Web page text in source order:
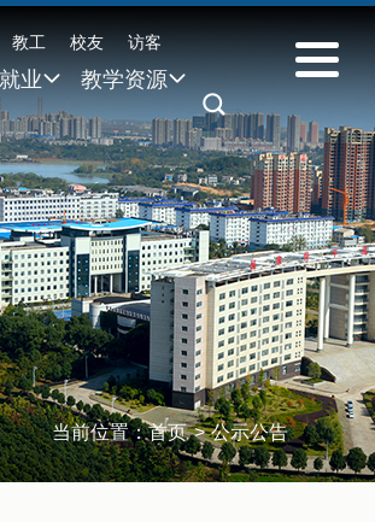
教工 校友 访客
业 教学资源
当前位置：首页 > 公示公告